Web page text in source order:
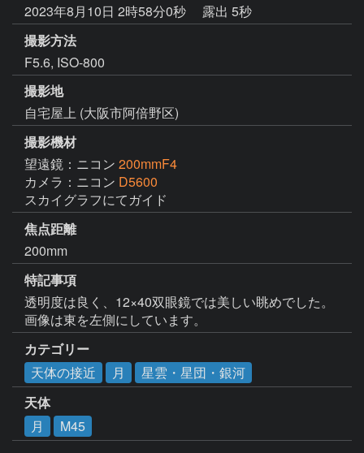
2023年8月10日 2時58分0秒
露出 5秒
撮影方法
F5.6, ISO-800
撮影地
自宅屋上 (大阪市阿倍野区)
撮影機材
望遠鏡：ニコン 200mmF4
カメラ：ニコン D5600
スカイグラフにてガイド
焦点距離
200mm
特記事項
透明度は良く、12×40双眼鏡では美しい眺めでした。
画像は東を左側にしています。
カテゴリー
天体の接近
月
星雲・星団・銀河
天体
月
M45